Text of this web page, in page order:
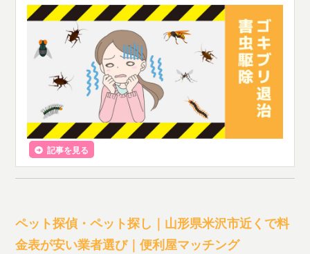
記事を見る
ペット探偵・ペット探し｜山形県米沢市近くで料
金表が安い業者選び｜便利屋マッチング